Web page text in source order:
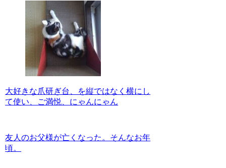
大好きな爪研ぎ台、を縦ではなく横にし
て使い、ご満悦、にゃんにゃん
友人のお父様が亡くなった。そんなお年
頃。